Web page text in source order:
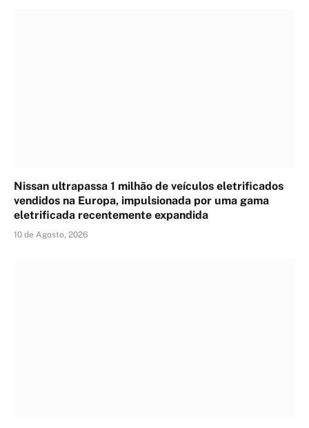
Nissan ultrapassa 1 milhão de veículos eletrificados
vendidos na Europa, impulsionada por uma gama
eletrificada recentemente expandida
10 de Agosto, 2026